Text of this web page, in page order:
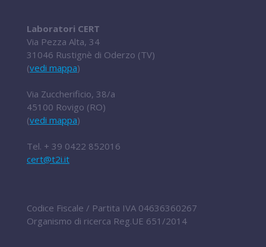
Laboratori CERT
Via Pezza Alta, 34
31046 Rustignè di Oderzo (TV)
(vedi mappa)
Via Zuccherificio, 38/a
45100 Rovigo (RO)
(vedi mappa)
Tel. + 39 0422 852016
cert@t2i.it
Codice Fiscale / Partita IVA 04636360267
Organismo di ricerca Reg.UE 651/2014